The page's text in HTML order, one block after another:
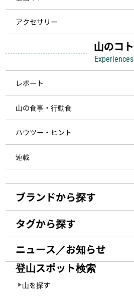
アクセサリー
山のコト
Experiences
レポート
山の食事・行動食
ハウツー・ヒント
連載
ブランドから探す
タグから探す
ニュース／お知らせ
登山スポット検索
山を探す